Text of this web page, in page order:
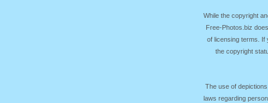
While the copyright
Free-Photos.biz
of licensing terms. If
the copyright
The use of
laws regarding